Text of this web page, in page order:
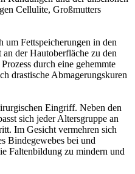
Cellulite, Großmutters
um Fettspeicherungen in den
der Hautoberfläche zu den
durch eine gehemmte
drastische Abmagerungskuren
Eingriff. Neben den
sich jeder Altersgruppe an
Im Gesicht vermehren sich
Bindegewebes bei und
Faltenbildung zu mindern und